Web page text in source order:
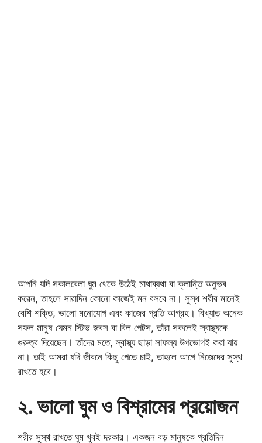
আপনি যদি সকালবেলা ঘুম থেকে উঠেই মাথাব্যথা বা ক্লান্তি অনুভব
করেন, তাহলে সারাদিন কোনো কাজেই মন বসবে না। সুস্থ শরীর মানেই
বেশি শক্তি, ভালো মনোযোগ এবং কাজের প্রতি আগ্রহ। বিখ্যাত অনেক
সফল মানুষ যেমন স্টিভ জবস বা বিল গেটস, তাঁরা সকলেই স্বাস্থ্যকে
গুরুত্ব দিয়েছেন। তাঁদের মতে, স্বাস্থ্য ছাড়া সাফল্য উপভোগই করা যায়
না। তাই আমরা যদি জীবনে কিছু পেতে চাই, তাহলে আগে নিজেদের সুস্থ
রাখতে হবে।
২. ভালো ঘুম ও বিশ্রামের প্রয়োজন
শরীর সুস্থ রাখতে ঘুম খুবই দরকার। একজন বড় মানুষকে প্রতিদিন